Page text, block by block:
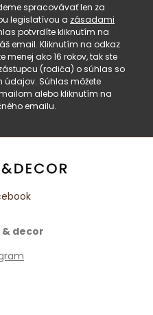
spracovávať len za
legislatívou a zásadami
potvrdíte kliknutím na
email. Kliknutím na odkaz
menej ako 16 rokov, tak ste
(rodiča) o súhlas so
Súhlas môžete
alebo kliknutím na
emailu.
& decor